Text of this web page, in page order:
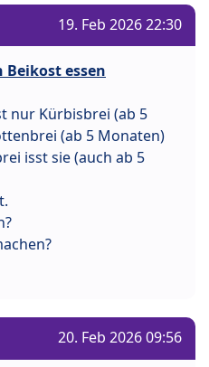
19. Feb 2026 22:30
essen
nur Kürbisbrei (ab 5
(ab 5 Monaten)
isst sie (auch ab 5
20. Feb 2026 09:56